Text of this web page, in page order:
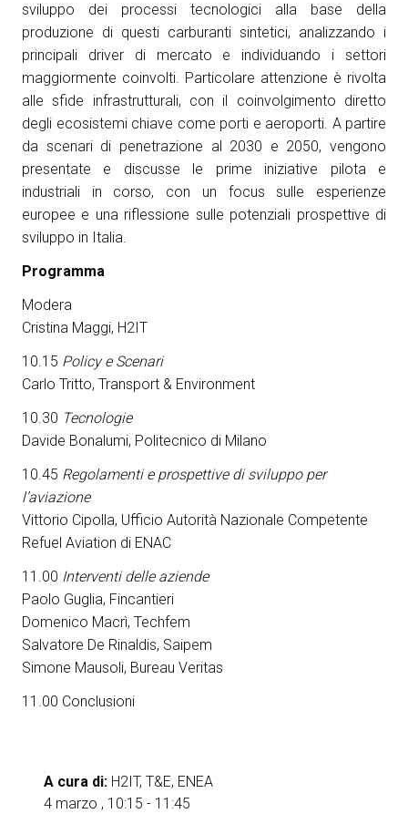
ESPONI A KEY27 arrow_circle_right
AREA RISERVATA VISITATORI
person
A cura di: ITEN
sviluppo dei processi tecnologici alla base della
produzione di questi carburanti sintetici, analizzando i
principali driver di mercato e individuando i settori
maggiormente coinvolti. Particolare attenzione è rivolta
alle sfide infrastrutturali, con il coinvolgimento diretto
degli ecosistemi chiave come porti e aeroporti. A partire
da scenari di penetrazione al 2030 e 2050, vengono
presentate e discusse le prime iniziative pilota e
industriali in corso, con un focus sulle esperienze
europee e una riflessione sulle potenziali prospettive di
sviluppo in Italia.
Programma
Modera
Cristina Maggi, H2IT
10.15 Policy e Scenari
Carlo Tritto, Transport & Environment
10.30 Tecnologie
Davide Bonalumi, Politecnico di Milano
10.45 Regolamenti e prospettive di sviluppo per
l’aviazione
Vittorio Cipolla, Ufficio Autorità Nazionale Competente
Refuel Aviation di ENAC
11.00 Interventi delle aziende
Paolo Guglia, Fincantieri
Domenico Macrì, Techfem
Salvatore De Rinaldis, Saipem
Simone Mausoli, Bureau Veritas
11.00 Conclusioni
A cura di: H2IT, T&E, ENEA
4 marzo , 10:15 - 11:45